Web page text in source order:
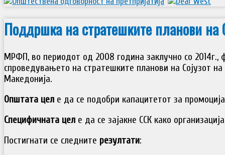
Поддршка на стратешките планови на
МРФП, во периодот од 2008 година заклучно со 2014г.,
спроведувањето на стратешките планови на Сојузот
Македонија.
Општата цел е да се подобри капацитетот за
Специфичната цел е да се зајакне ССК како
Постигнати се следните резултати: